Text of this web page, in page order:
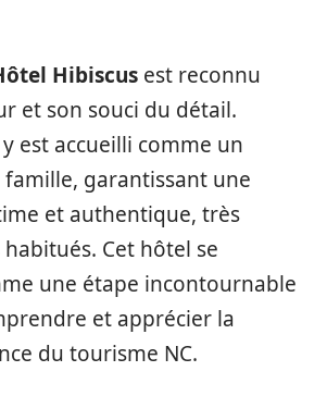
Hibiscus est reconnu
et son souci du détail.
est accueilli comme un
garantissant une
et authentique, très
Cet hôtel se
une étape incontournable
et apprécier la
du tourisme NC.